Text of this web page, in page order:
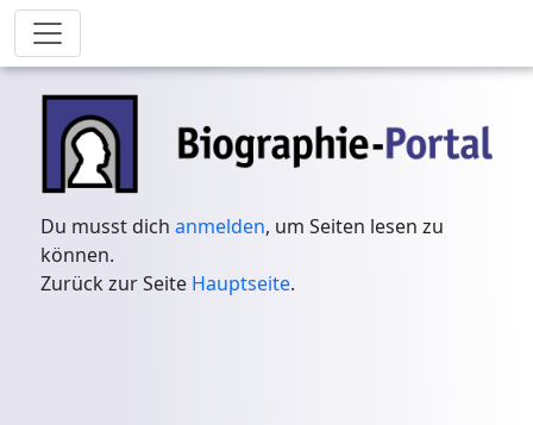
Du musst dichanmelden, um Seiten lesen zu
können.
Zurück zur Seite Hauptseite.